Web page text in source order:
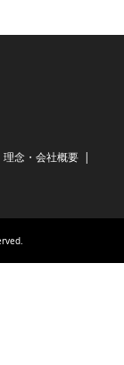
理念・会社概要